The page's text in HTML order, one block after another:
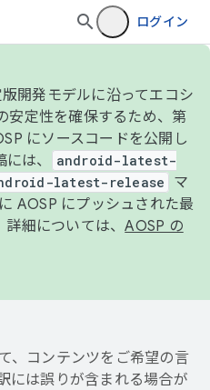
ログイン
開発モデルに沿ってエコシ
安定性を確保するため、第
にソースコードを公開し
は、
android-latest-
latest-release
マ
AOSP にプッシュされた最
詳細については、AOSP の
、コンテンツをご希望の言
には誤りが含まれる場合が